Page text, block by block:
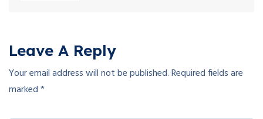
Leave A Reply
Your email address will not be published.Required fields are
marked*